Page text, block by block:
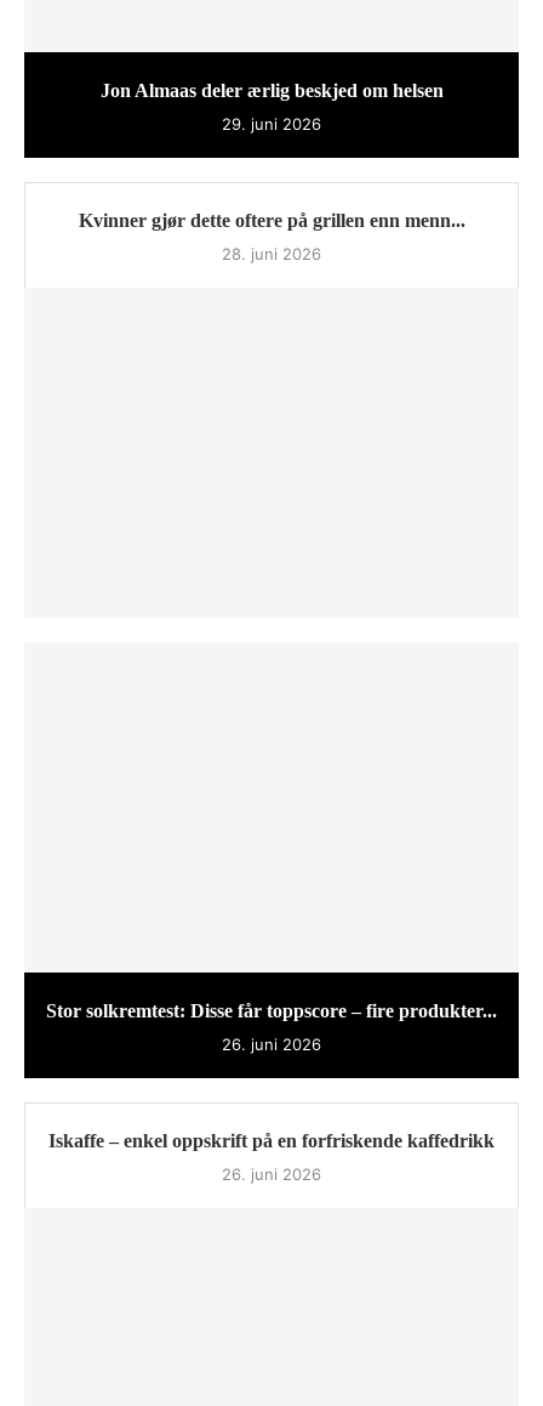
Jon Almaas deler ærlig beskjed om helsen
29. juni 2026
Kvinner gjør dette oftere på grillen enn menn...
28. juni 2026
Stor solkremtest: Disse får toppscore – fire produkter...
26. juni 2026
Iskaffe – enkel oppskrift på en forfriskende kaffedrikk
26. juni 2026